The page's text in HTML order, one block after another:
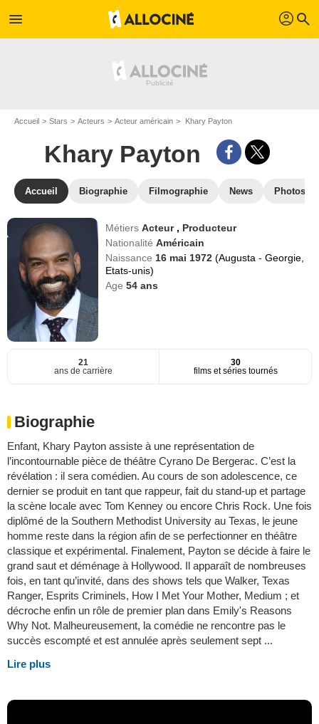
menu profil search
Accueil Stars Acteurs Acteur américain Khary Payton
Khary Payton
Accueil Biographie Filmographie News Photos
MétiersActeur , Producteur
NationalitéAméricain
Naissance 16 mai 1972(Augusta - Georgie,
Etats-unis)
Age54 ans
21
ans de carrière
30
films et séries tournés
Biographie
Enfant, Khary Payton assiste à une représentation de
l’incontournable pièce de théâtre Cyrano De Bergerac. C’est la
révélation : il sera comédien. Au cours de son adolescence, ce
dernier se produit en tant que rappeur, fait du stand-up et partage
la scène locale avec Tom Kenney ou encore Chris Rock. Une fois
diplômé de la Southern Methodist University au Texas, le jeune
homme reste dans la région afin de se perfectionner en théâtre
classique et expérimental. Finalement, Payton se décide à faire le
grand saut et déménage à Hollywood. Il apparaît de nombreuses
fois, en tant qu’invité, dans des shows tels que Walker, Texas
Ranger, Esprits Criminels, How I Met Your Mother, Medium ; et
décroche enfin un rôle de premier plan dans Emily's Reasons
Why Not. Malheureusement, la comédie ne rencontre pas le
succès escompté et est annulée après seulement sept ...
Lire plus